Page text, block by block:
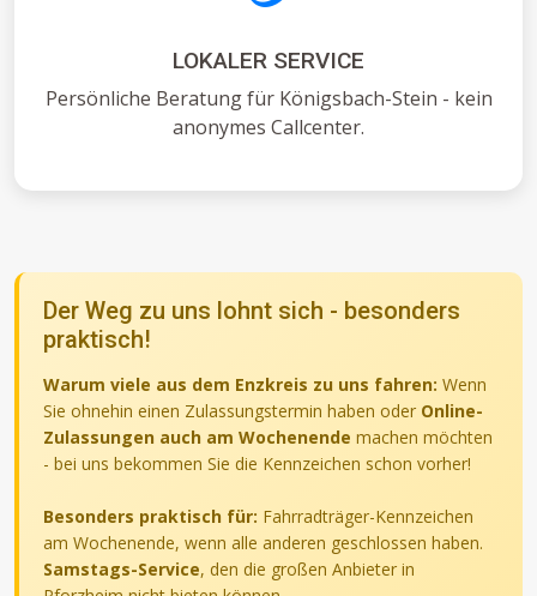
LOKALER SERVICE
Persönliche Beratung für Königsbach-Stein - kein
anonymes Callcenter.
Der Weg zu uns lohnt sich - besonders
praktisch!
Warum viele aus dem Enzkreis zu uns fahren: Wenn
Sie ohnehin einen Zulassungstermin haben oder Online-
Zulassungen auch am Wochenende machen möchten
- bei uns bekommen Sie die Kennzeichen schon vorher!
Besonders praktisch für: Fahrradträger-Kennzeichen
am Wochenende, wenn alle anderen geschlossen haben.
Samstags-Service, den die großen Anbieter in